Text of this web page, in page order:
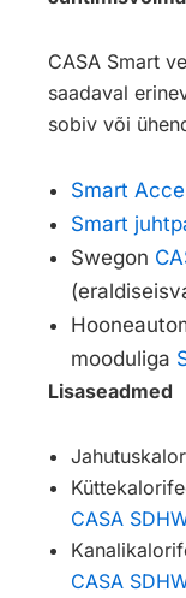
CASA Smart
saadaval
sobiv või
Smart
Smart
Swegon
mooduliga
Lisaseadmed
CASA
CASA